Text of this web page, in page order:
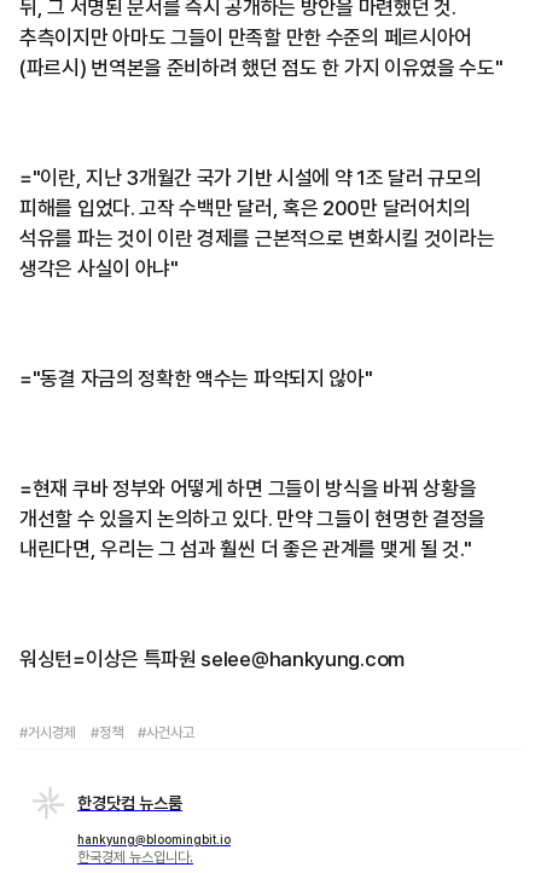
뒤, 그 서명된 문서를 즉시 공개하는 방안을 마련했던 것.
추측이지만 아마도 그들이 만족할 만한 수준의 페르시아어
(파르시) 번역본을 준비하려 했던 점도 한 가지 이유였을 수도"
="이란, 지난 3개월간 국가 기반 시설에 약 1조 달러 규모의
피해를 입었다. 고작 수백만 달러, 혹은 200만 달러어치의
석유를 파는 것이 이란 경제를 근본적으로 변화시킬 것이라는
생각은 사실이 아냐"
="동결 자금의 정확한 액수는 파악되지 않아"
=현재 쿠바 정부와 어떻게 하면 그들이 방식을 바꿔 상황을
개선할 수 있을지 논의하고 있다. 만약 그들이 현명한 결정을
내린다면, 우리는 그 섬과 훨씬 더 좋은 관계를 맺게 될 것."
워싱턴=이상은 특파원 selee@hankyung.com
#거시경제 #정책 #사건사고
한경닷컴 뉴스룸
hankyung@bloomingbit.io
한국경제 뉴스입니다.